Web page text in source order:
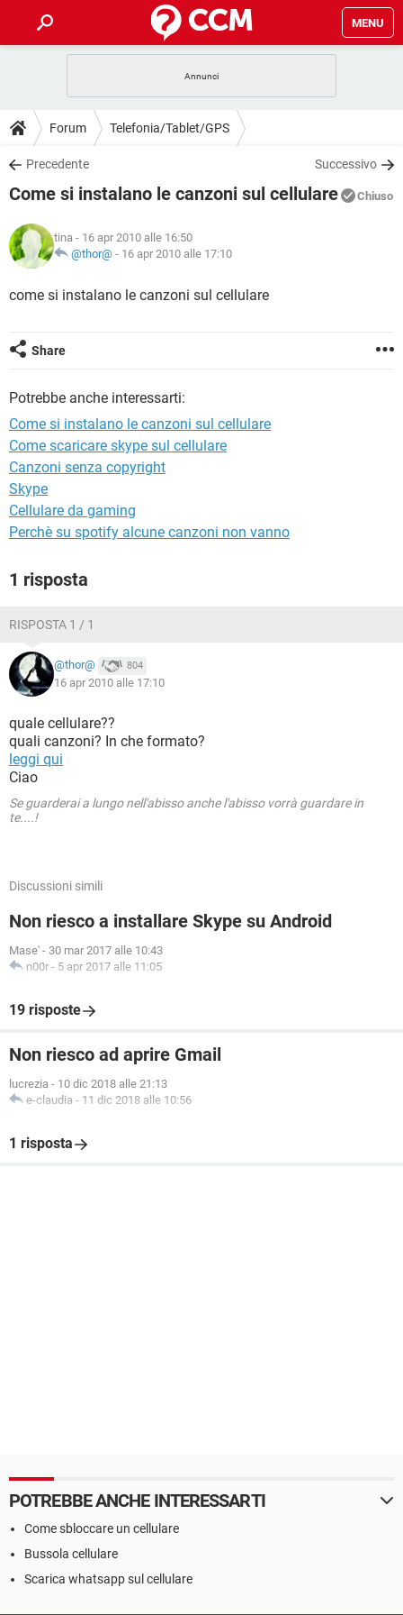
MENU
INTRATTENIMENTO ANDROID
iOS
INSTAGRAM WHATSAPP
TIKTOK
HARDWARE
GUIDE
COVID-19 GAMING
INSTAGRAM
TIKTOK
HARDWARE
DOWNLOAD
COVID-19 GAMING
INTRATTENIMENTO
iOS WINDOWS 10
INSTAGRAM WHATSAPP
HARDWARE
COVID-19
INTRATTENIMENTO
iOS WINDOWS 10
HARDWARE
GLOSSARIO
COVID-19 GAMING
iOS
HARDWARE
Forum Telefonia/Tablet/GPS
Precedente Successivo
Come si instalano le canzoni sul cellulare Chiuso
tina - 16 apr 2010 alle 16:50
@thor@ - 16 apr 2010 alle 17:10
come si instalano le canzoni sul cellulare
Share
Potrebbe anche interessarti:
Come si instalano le canzoni sul cellulare
Come scaricare skype sul cellulare
Canzoni senza copyright
Skype
Cellulare da gaming
Perchè su spotify alcune canzoni non vanno
1 risposta
RISPOSTA 1 / 1
@thor@ 804
16 apr 2010 alle 17:10
quale cellulare??
quali canzoni? In che formato?
leggi qui
Ciao
Se guarderai a lungo nell'abisso anche l'abisso vorrà guardare in
te....!
Discussioni simili
Non riesco a installare Skype su Android
Mase' - 30 mar 2017 alle 10:43
n00r - 5 apr 2017 alle 11:05
19 risposte
Non riesco ad aprire Gmail
lucrezia - 10 dic 2018 alle 21:13
e-claudia - 11 dic 2018 alle 10:56
1 risposta
POTREBBE ANCHE INTERESSARTI
Come sbloccare un cellulare
Bussola cellulare
Scarica whatsapp sul cellulare